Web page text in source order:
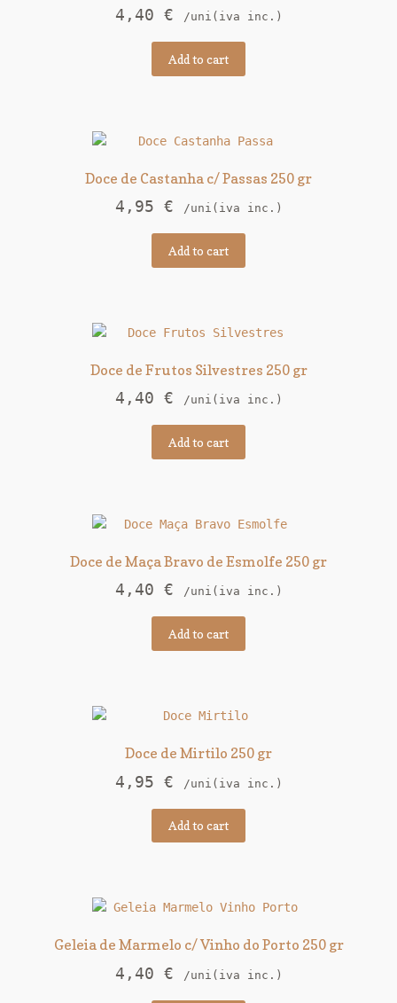
4,40 € /uni(iva inc.)
Add to cart
Doce de Castanha c/ Passas 250 gr
4,95 € /uni(iva inc.)
Add to cart
Doce de Frutos Silvestres 250 gr
4,40 € /uni(iva inc.)
Add to cart
Doce de Maça Bravo de Esmolfe 250 gr
4,40 € /uni(iva inc.)
Add to cart
Doce de Mirtilo 250 gr
4,95 € /uni(iva inc.)
Add to cart
Geleia de Marmelo c/ Vinho do Porto 250 gr
4,40 € /uni(iva inc.)